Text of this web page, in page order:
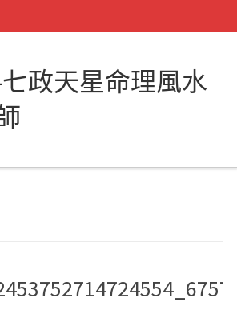
政天星命理風水